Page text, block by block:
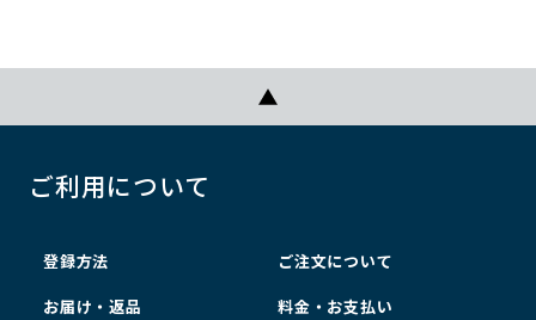
ご利用について
登録方法 ご注文について
お届け・返品 料金・お支払い